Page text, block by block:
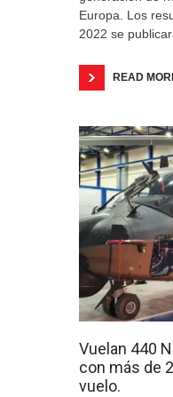
Europa. Los
2022 se
READ
Vuelan 440
con más de
vuelo.